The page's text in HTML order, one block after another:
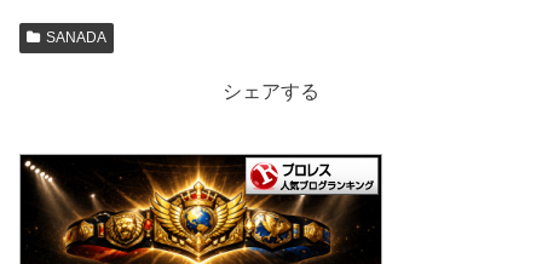
SANADA
シェアする